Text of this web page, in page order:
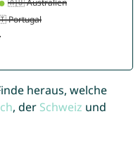
heraus, welche
, der Schweiz und